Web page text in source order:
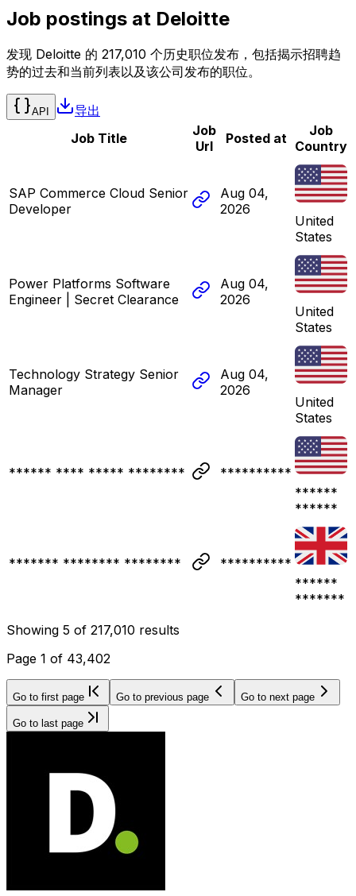
Job postings at Deloitte
发现 Deloitte 的 217,010 个历史职位发布，包括揭示招聘趋
势的过去和当前列表以及该公司发布的职位。
API
导出
Job Title
Job
Url
Posted at
Job
Country
SAP Commerce Cloud Senior
Developer
Aug 04,
2026
United
States
Power Platforms Software
Engineer | Secret Clearance
Aug 04,
2026
United
States
Technology Strategy Senior
Manager
Aug 04,
2026
United
States
****** **** ***** ********
**********
******
******
******* ******** ********
**********
******
*******
Showing 5 of 217,010 results
Page 1 of 43,402
Go to first page Go to previous page Go to next page
Go to last page